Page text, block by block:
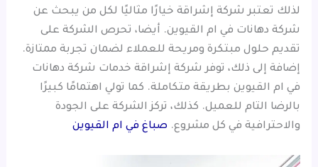
لذلك تعتبر شركة إشراقة خيارًا مثاليًا لكل من يبحث عن
شركة دهانات في ام القيوين. أيضا، تحرص الشركة على
تقديم حلول مبتكرة ومريحة للعملاء لضمان تجربة ممتازة.
إضافة إلى ذلك، توفر شركة إشراقة خدمات شركة دهانات
في ام القيوين بطريقة متكاملة. كما تولي اهتمامًا كبيرًا
بالرضا التام للعميل. كذلك، تركز الشركة على الجودة
والاحترافية في كل مشروع. صباغ في ام القيوين